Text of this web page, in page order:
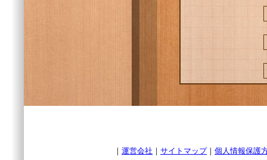
｜ 運営会社 ｜ サイトマップ｜ 個人情報保護